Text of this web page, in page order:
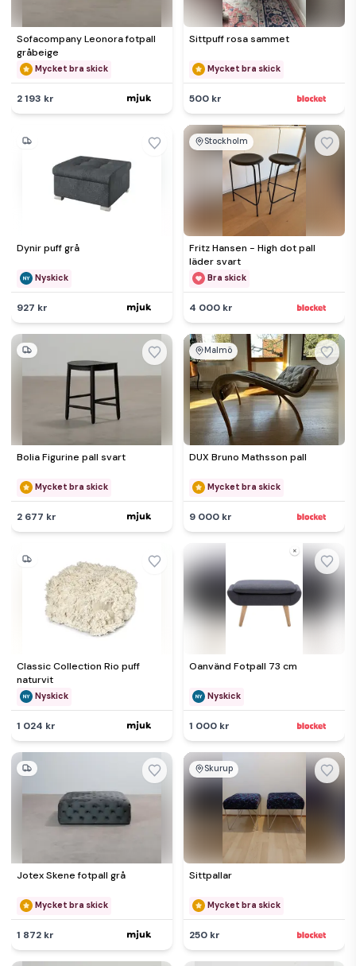
Sofacompany Leonora fotpall
gråbeige
Mycket bra skick
2 193 kr
Sittpuff rosa sammet
Mycket bra skick
500 kr
Dynir puff grå
Nyskick
927 kr
Stockholm
Fritz Hansen - High dot pall
läder svart
Bra skick
4 000 kr
Bolia Figurine pall svart
Mycket bra skick
2 677 kr
Malmö
DUX Bruno Mathsson pall
Mycket bra skick
9 000 kr
Classic Collection Rio puff
naturvit
Nyskick
1 024 kr
Oanvänd Fotpall 73 cm
Nyskick
1 000 kr
Jotex Skene fotpall grå
Mycket bra skick
1 872 kr
Skurup
Sittpallar
Mycket bra skick
250 kr